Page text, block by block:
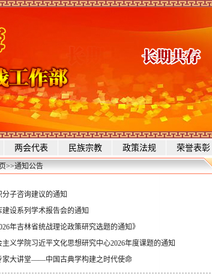
两会代表 民族宗教 政策法规 荣誉表彰
>>通知公告
子咨询建议的通知
设系列学术报告会的通知
年吉林省统战理论政策研究选题的通知》
义学院习近平文化思想研究中心2026年度课题的通知
家大讲堂——中国古典学构建之时代使命